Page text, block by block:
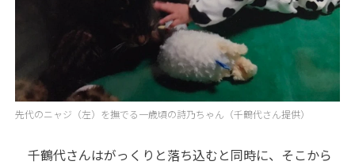
先代のニャジ（左）を撫でる一歳頃の詩乃ちゃん（千鶴代さん提供）
千鶴代さんはがっくりと落ち込むと同時に、そこから